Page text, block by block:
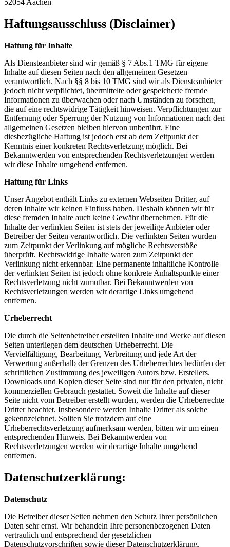
52054 Aachen
Haftungsausschluss (Disclaimer)
Haftung für Inhalte
Als Diensteanbieter sind wir gemäß § 7 Abs.1 TMG für eigene
Inhalte auf diesen Seiten nach den allgemeinen Gesetzen
verantwortlich. Nach §§ 8 bis 10 TMG sind wir als Diensteanbieter
jedoch nicht verpflichtet, übermittelte oder gespeicherte fremde
Informationen zu überwachen oder nach Umständen zu forschen,
die auf eine rechtswidrige Tätigkeit hinweisen. Verpflichtungen zur
Entfernung oder Sperrung der Nutzung von Informationen nach den
allgemeinen Gesetzen bleiben hiervon unberührt. Eine
diesbezügliche Haftung ist jedoch erst ab dem Zeitpunkt der
Kenntnis einer konkreten Rechtsverletzung möglich. Bei
Bekanntwerden von entsprechenden Rechtsverletzungen werden
wir diese Inhalte umgehend entfernen.
Haftung für Links
Unser Angebot enthält Links zu externen Webseiten Dritter, auf
deren Inhalte wir keinen Einfluss haben. Deshalb können wir für
diese fremden Inhalte auch keine Gewähr übernehmen. Für die
Inhalte der verlinkten Seiten ist stets der jeweilige Anbieter oder
Betreiber der Seiten verantwortlich. Die verlinkten Seiten wurden
zum Zeitpunkt der Verlinkung auf mögliche Rechtsverstöße
überprüft. Rechtswidrige Inhalte waren zum Zeitpunkt der
Verlinkung nicht erkennbar. Eine permanente inhaltliche Kontrolle
der verlinkten Seiten ist jedoch ohne konkrete Anhaltspunkte einer
Rechtsverletzung nicht zumutbar. Bei Bekanntwerden von
Rechtsverletzungen werden wir derartige Links umgehend
entfernen.
Urheberrecht
Die durch die Seitenbetreiber erstellten Inhalte und Werke auf diesen
Seiten unterliegen dem deutschen Urheberrecht. Die
Vervielfältigung, Bearbeitung, Verbreitung und jede Art der
Verwertung außerhalb der Grenzen des Urheberrechtes bedürfen der
schriftlichen Zustimmung des jeweiligen Autors bzw. Erstellers.
Downloads und Kopien dieser Seite sind nur für den privaten, nicht
kommerziellen Gebrauch gestattet. Soweit die Inhalte auf dieser
Seite nicht vom Betreiber erstellt wurden, werden die Urheberrechte
Dritter beachtet. Insbesondere werden Inhalte Dritter als solche
gekennzeichnet. Sollten Sie trotzdem auf eine
Urheberrechtsverletzung aufmerksam werden, bitten wir um einen
entsprechenden Hinweis. Bei Bekanntwerden von
Rechtsverletzungen werden wir derartige Inhalte umgehend
entfernen.
Datenschutzerklärung:
Datenschutz
Die Betreiber dieser Seiten nehmen den Schutz Ihrer persönlichen
Daten sehr ernst. Wir behandeln Ihre personenbezogenen Daten
vertraulich und entsprechend der gesetzlichen
Datenschutzvorschriften sowie dieser Datenschutzerklärung.